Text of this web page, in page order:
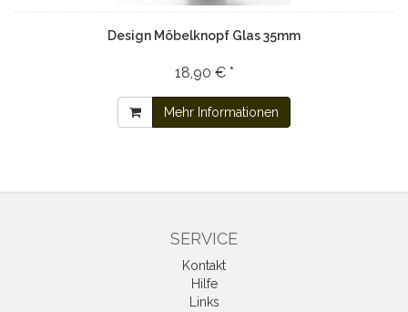
Design Möbelknopf Glas 35mm
18,90 € *
Mehr Informationen
SERVICE
Kontakt
Hilfe
Links